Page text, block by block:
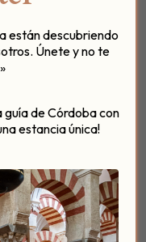
del detalle, el
Por eso,
:
sin
.
cualidades
de
están descubriendo
Únete y no te
guía de Córdoba con
estancia única!